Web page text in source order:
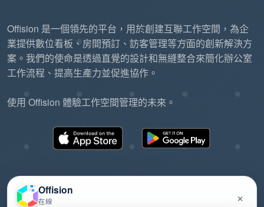
Offision 是一個領先的平台，用於創建互聯工作空間，為企
業提供數位看板、房間預訂、訪客管理等方面的創新解決方
案。我們的使命是透過直覺的設計和無縫整合來簡化辦公室
工作流程、提高生產力並促進協作。
使用 Offision 體驗工作空間管理的未來。
Offision
在線 ×